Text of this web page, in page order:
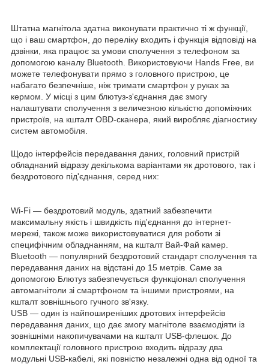
Штатна магнітола здатна виконувати практично ті ж функції,
що і ваш смартфон, до переліку входить і функція відповіді на
дзвінки, яка працює за умови сполучення з телефоном за
допомогою каналу Bluetooth. Використовуючи Hands Free, ви
можете телефонувати прямо з головного пристрою, це
набагато безпечніше, ніж тримати смартфон у руках за
кермом. У місці з цим блютуз-з'єднання дає змогу
налаштувати сполучення з величезною кількістю допоміжних
пристроїв, на кшталт OBD-сканера, який виробляє діагностику
систем автомобіля.
Щодо інтерфейсів передавання даних, головний пристрій
обладнаний відразу декількома варіантами як дротового, так і
бездротового під'єднання, серед них:
Wi-Fi — бездротовий модуль, здатний забезпечити
максимальну якість і швидкість під'єднання до інтернет-
мережі, також може використовуватися для роботи зі
специфічним обладнанням, на кшталт Вай-Фай камер.
Bluetooth — популярний бездротовий стандарт сполучення та
передавання даних на відстані до 15 метрів. Саме за
допомогою Блютуз забезпечується функціонал сполучення
автомагнітоли зі смартфоном та іншими пристроями, на
кшталт зовнішнього гучного зв'язку.
USB — один із найпоширеніших дротових інтерфейсів
передавання даних, що дає змогу магнітоле взаємодіяти із
зовнішніми накопичувачами на кшталт USB-флешок. До
комплектації головного пристрою входить відразу два
модульні USB-кабелі, які повністю незалежні одна від одної та